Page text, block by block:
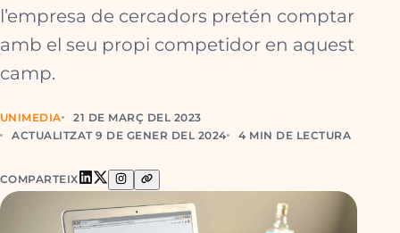
l’empresa de cercadors pretén comptar
amb el seu propi competidor en aquest
camp.
UNIMEDIA
21 DE MARÇ DEL 2023
ACTUALITZAT 9 DE GENER DEL 2024
4 MIN DE LECTURA
COMPARTEIX